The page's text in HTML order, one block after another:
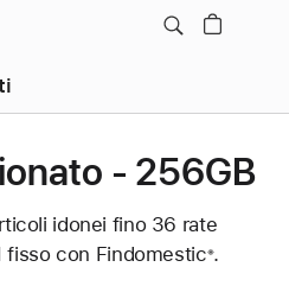
- 256GB
idonei fino 36 rate
fisso con Findomestic※Nota
.